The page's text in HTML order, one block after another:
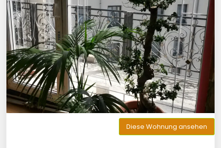
Diese Wohnung ansehen